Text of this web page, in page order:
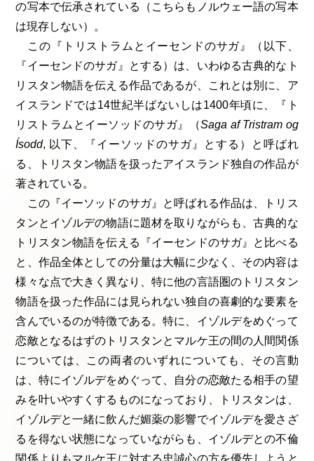
の写本で伝承されている（こちらもノルウェー語の写本
は現存しない）。
この『トリストラムとイーセンドのサガ』（以下、
『イーセンドのサガ』とする）は、いわゆる古典的なト
リスタン物語を伝える作品であるが、これとは別に、ア
イスランドでは14世紀半ばないしは1400年頃に、『ト
リストラムとイーソッドのサガ』（Saga af Tristram og
Ísodd, 以下、『イーソッドのサガ』とする）と呼ばれ
る、トリスタン物語を扱ったアイスランド独自の作品が
著されている。
この『イーソッドのサガ』と呼ばれる作品は、トリス
タンとイゾルデの物語に題材を取りながらも、古典的な
トリスタン物語を伝える『イーセンドのサガ』と比べる
と、作品全体としての分量は大幅に少なく、その内容は
様々な点で大きく異なり、特に他の言語圏のトリスタン
物語を扱った作品には見られない独自の喜劇的な要素を
含んでいるのが特徴である。特に、イゾルデをめぐって
恋敵となるはずのトリスタンとマルケ王の間の人間関係
については、この両者のいずれについても、その言動
は、特にイゾルデをめぐって、自分の恋敵たる相手の望
みを叶いやすくするものになっており、トリスタンは、
イゾルデと一緒に飲んだ媚薬の影響でイゾルデを愛さざ
るを得ない状態になっていながらも、イゾルデとの不倫